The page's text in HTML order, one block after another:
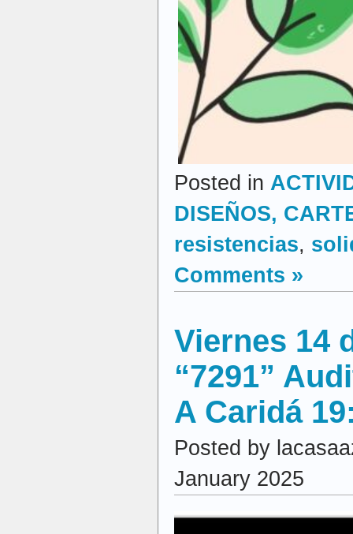
Posted in
DISEÑOS,
resistencias,
Comments »
Viernes 14
“7291”
A Caridá
Posted by
January 2025